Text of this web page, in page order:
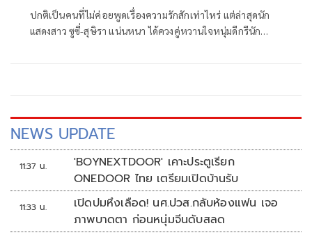
ปกติเป็นคนที่ไม่ค่อยพูดเรื่องความรักสักเท่าไหร่ แต่ล่าสุดนัก
แสดงสาว ซูซี่-สุษิรา แน่นหนา ได้ควงคู่หวานใจหนุ่มดีกรีนัก
NEWS UPDATE
11:37 น.
'BOYNEXTDOOR' เคาะประตูเรียก
ONEDOOR ไทย เตรียมเปิดบ้านรับ
11:33 น.
เปิดปมหึงเลือด! นศ.ปวส.กลับห้องแฟน เจอ
ภาพบาดตา ก่อนหนุ่มจีนดับสลด